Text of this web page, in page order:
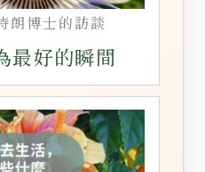
朗博士的訪談
最好的瞬間